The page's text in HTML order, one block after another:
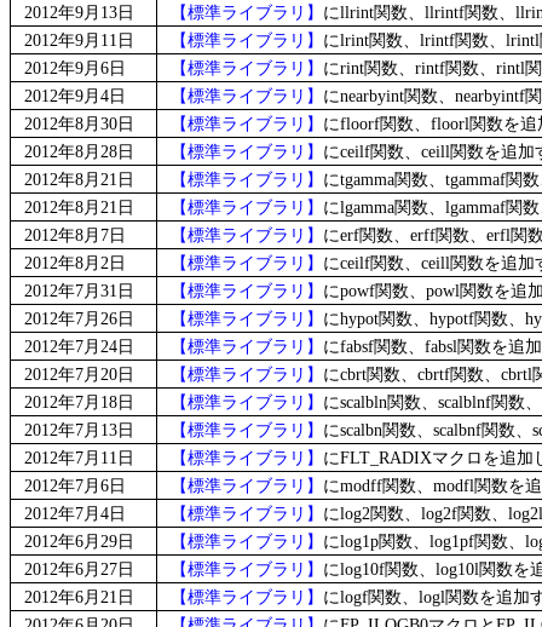
2012年9月13日
【標準ライブラリ】 にllrint関数、llrintf関数、
2012年9月11日
【標準ライブラリ】 にlrint関数、lrintf関数、
2012年9月6日
【標準ライブラリ】 にrint関数、rintf関数、rintl
2012年9月4日
【標準ライブラリ】 にnearbyint関数、nearbyintf
2012年8月30日
【標準ライブラリ】 にfloorf関数、floorl関数を
2012年8月28日
【標準ライブラリ】 にceilf関数、ceill関数を追
2012年8月21日
【標準ライブラリ】 にtgamma関数、tgammaf関
2012年8月21日
【標準ライブラリ】 にlgamma関数、lgammaf関
2012年8月7日
【標準ライブラリ】 にerf関数、erff関数、erfl関
2012年8月2日
【標準ライブラリ】 にceilf関数、ceill関数を追
2012年7月31日
【標準ライブラリ】 にpowf関数、powl関数を追
2012年7月26日
【標準ライブラリ】 にhypot関数、hypotf関数、
2012年7月24日
【標準ライブラリ】 にfabsf関数、fabsl関数を追
2012年7月20日
【標準ライブラリ】 にcbrt関数、cbrtf関数、cbrtl
2012年7月18日
【標準ライブラリ】 にscalbln関数、scalblnf関数
2012年7月13日
【標準ライブラリ】 にscalbn関数、scalbnf関数
2012年7月11日
【標準ライブラリ】 にFLT_RADIXマクロを追加
2012年7月6日
【標準ライブラリ】 にmodff関数、modfl関数を
2012年7月4日
【標準ライブラリ】 にlog2関数、log2f関数、
2012年6月29日
【標準ライブラリ】 にlog1p関数、log1pf関数、
2012年6月27日
【標準ライブラリ】 にlog10f関数、log10l関数を
2012年6月21日
【標準ライブラリ】 にlogf関数、logl関数を追加